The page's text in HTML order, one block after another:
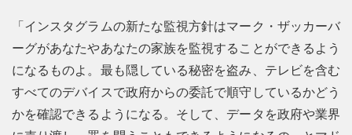
「インスタグラムの新たな監視方針はマーク・ザッカーバ
ーグがあなたやあなたの家族を監視することができるよう
になるものよ。最も隠している秘密を盗み、テレビを含む
すべてのデバイスで政府からの委託で順守しているかどう
かを確認できるようになる。そして、データを政府や業界